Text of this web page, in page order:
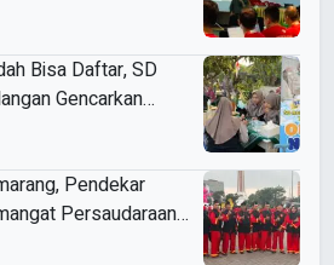
Bisa Daftar, SD
Gencarkan
Pendekar
Persaudaraan